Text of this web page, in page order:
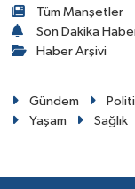
Tüm Manşetler
Son Dakika
Haber Arşivi
Gündem
Yaşam
Sağlık